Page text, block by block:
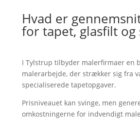
Hvad er
for tapet, glasfilt
I Tylstrup tilbyder malerfirmaer en
malerarbejde, der strækker sig fra
specialiserede tapetopgaver.
Prisniveauet kan svinge, men
omkostningerne for indvendigt